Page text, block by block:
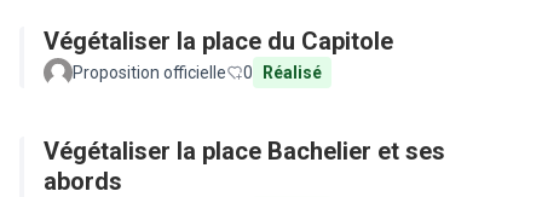
Végétaliser la place du Capitole
Proposition officielle 0 Réalisé
Végétaliser la place Bachelier et ses
abords